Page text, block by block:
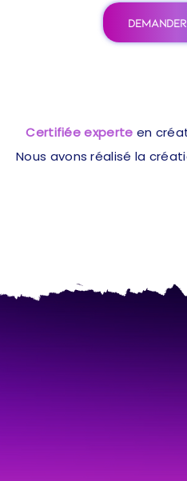
Certifiée experte en
Nous avons réalisé la